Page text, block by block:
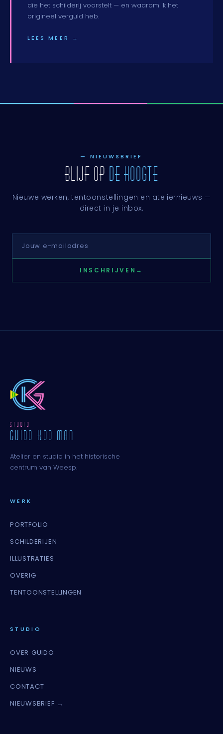
die het schilderij voorstelt — en waarom ik het
origineel verguld heb.
LEES MEER →
— NIEUWSBRIEF
BLIJF OP DE HOOGTE
Nieuwe werken, tentoonstellingen en ateliernieuws —
direct in je inbox.
INSCHRIJVEN →
STUDIO
GUIDO KOOIMAN
Atelier en studio in het historische
centrum van Weesp.
WERK
PORTFOLIO
SCHILDERIJEN
ILLUSTRATIES
OVERIG
TENTOONSTELLINGEN
STUDIO
OVER GUIDO
NIEUWS
CONTACT
NIEUWSBRIEF →